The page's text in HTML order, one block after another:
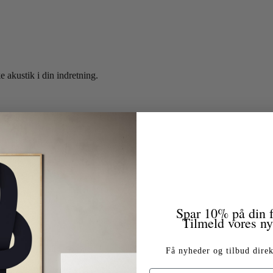
akustik i din indretning.
Spar 10% på din
Tilmeld vores
Få nyheder og tilbud